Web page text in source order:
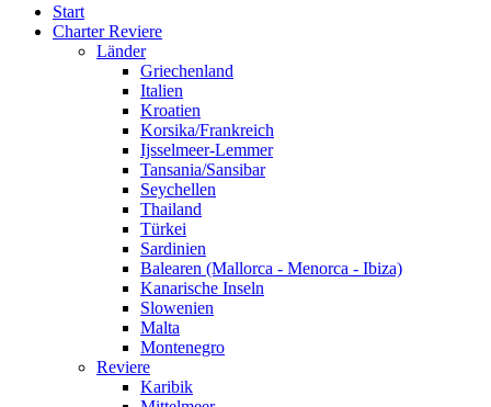
Start
Charter Reviere
Länder
Griechenland
Italien
Kroatien
Korsika/Frankreich
Ijsselmeer-Lemmer
Tansania/Sansibar
Seychellen
Thailand
Türkei
Sardinien
Balearen (Mallorca - Menorca - Ibiza)
Kanarische Inseln
Slowenien
Malta
Montenegro
Reviere
Karibik